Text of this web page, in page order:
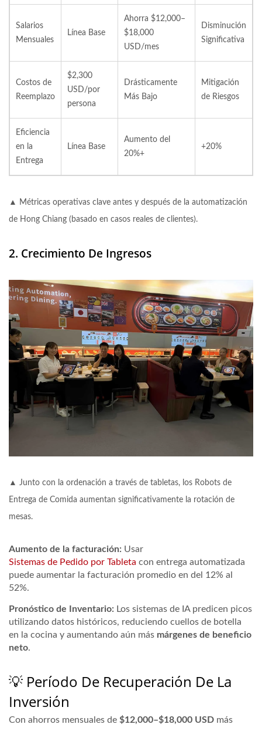
Salarios
Mensuales
Línea Base
Ahorra $12,000–
$18,000
USD/mes
Disminución
Significativa
Costos de
Reemplazo
$2,300
USD/por
persona
Drásticamente
Más Bajo
Mitigación
de Riesgos
Eficiencia
en la
Entrega
Línea Base
Aumento del
20%+
+20%
▲ Métricas operativas clave antes y después de la automatización
de Hong Chiang (basado en casos reales de clientes).
2. Crecimiento De Ingresos
▲ Junto con la ordenación a través de tabletas, los Robots de
Entrega de Comida aumentan significativamente la rotación de
mesas.
Aumento de la facturación: Usar
Sistemas de Pedido por Tableta con entrega automatizada
puede aumentar la facturación promedio en del 12% al
52%.
Pronóstico de Inventario: Los sistemas de IA predicen picos
utilizando datos históricos, reduciendo cuellos de botella
en la cocina y aumentando aún más márgenes de beneficio
neto.
💡 Período De Recuperación De La
Inversión
Con ahorros mensuales de $12,000–$18,000 USD más